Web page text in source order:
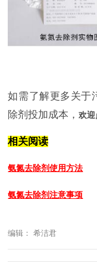
如需了解更多关于
除剂投加成本，欢
相关阅读
氨氮去除剂使用方法
氨氮去除剂注意事项
编辑： 希洁君